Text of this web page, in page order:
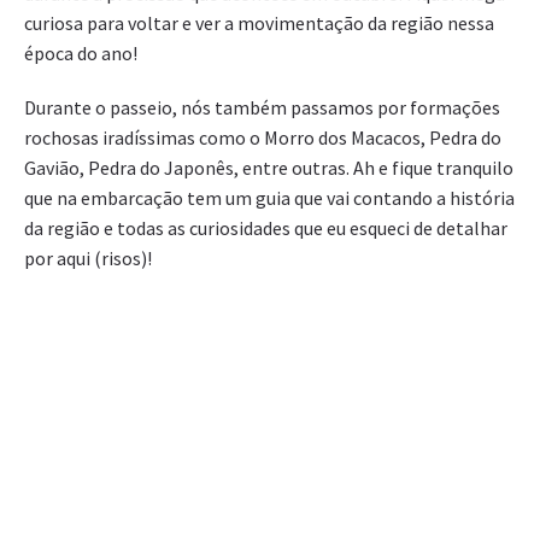
curiosa para voltar e ver a movimentação da região nessa
época do ano!
Durante o passeio, nós também passamos por formações
rochosas iradíssimas como o Morro dos Macacos, Pedra do
Gavião, Pedra do Japonês, entre outras. Ah e fique tranquilo
que na embarcação tem um guia que vai contando a história
da região e todas as curiosidades que eu esqueci de detalhar
por aqui (risos)!